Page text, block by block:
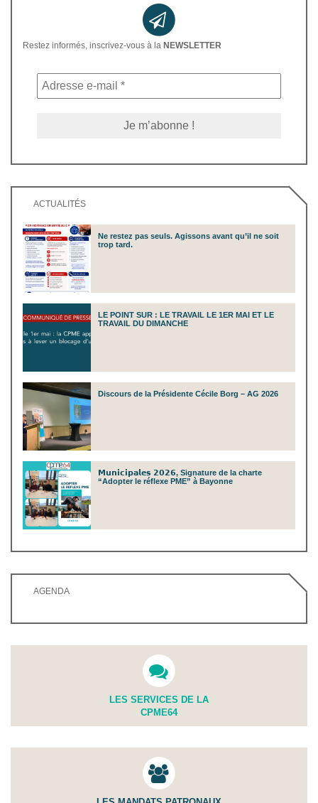
Restez informés, inscrivez-vous à la NEWSLETTER
ACTUALITÉS
Ne restez pas seuls. Agissons avant qu’il ne soit
trop tard.
LE POINT SUR : LE TRAVAIL LE 1ER MAI ET LE
TRAVAIL DU DIMANCHE
Discours de la Présidente Cécile Borg – AG 2026
𝗠𝘂𝗻𝗶𝗰𝗶𝗽𝗮𝗹𝗲𝘀 𝟮𝟬𝟮𝟲, Signature de la charte
“Adopter le réflexe PME” à Bayonne
AGENDA
LES SERVICES DE LA
CPME64